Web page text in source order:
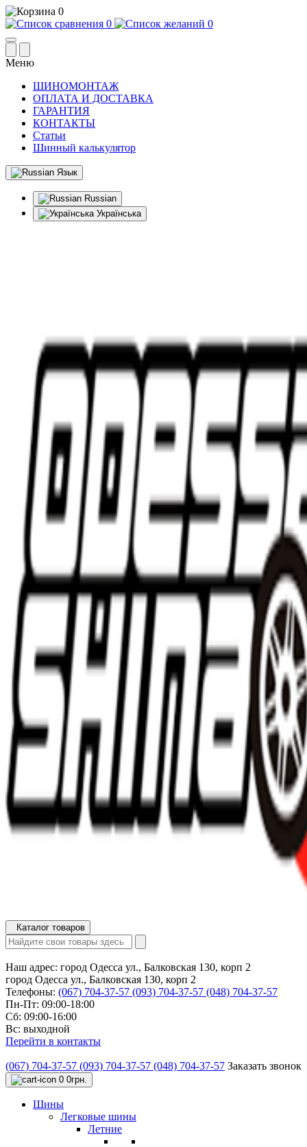
0
0
0
Меню
ШИНОМОНТАЖ
ОПЛАТА И ДОСТАВКА
ГАРАНТИЯ
КОНТАКТЫ
Статьи
Шинный калькулятор
Язык
Russian
Українська
Каталог товаров
Наш адрес: город Одесса ул., Балковская 130, корп 2
город Одесса ул., Балковская 130, корп 2
Телефоны: (067) 704-37-57 (093) 704-37-57 (048) 704-37-57
Пн-Пт: 09:00-18:00
Сб: 09:00-16:00
Вс: выходной
Перейти в контакты
(067) 704-37-57 (093) 704-37-57 (048) 704-37-57 Заказать звонок
0 0грн.
Шины
Легковые шины
Летние